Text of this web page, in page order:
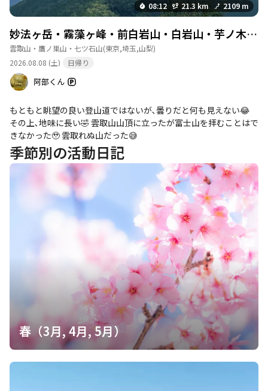
雲取山頂避難小屋
詳細を見る
利用期間：通年開放（無人・使用自粛掲示あり）
料金：協力金任意 収容人数：約20名 補足情報：
外トイレがあります。トイレットペーパーはない
ため持ち帰りをお願いします。水道はないため飲
料水を持参してください。
鴨沢バス停-小袖登山口-七ツ石山-ヨモギノ頭-小
雲取山-雲 縦走コース
霧藻ヶ峰休憩舎（埼
玉県）
詳細を見る
利用期間：土日祝中心に開放（1〜3月は冬期閉
鎖） 料金：協力金任意・飲食有料 収容人数：不
明 補足情報：薪ストーブ有。トイレは汲み取り和
式で紙はありませんので持参をおすすめします。
このポイントを通過するコース
鴨沢バス停-小袖登山口-七ツ石山-ヨモギノ頭-小
雲取山-雲 縦走コース
続きを見る
鴨沢バス停トイレ
詳細を見る
利用時期：通年 設備：洋式・暖房便座・個室2
室・足洗い場 補足情報：鴨沢バス停・登山口に
08:12
21.3 km 2109 m
妙法ヶ岳・霧藻ヶ峰・前白岩山・白岩山・芋ノ木ドッケ・雲取山
雲取山・鷹ノ巣山・七ツ石山(東京,埼玉,山梨)
2026.08.08 (土)
日帰り
阿部くん
もともと眺望の良い登山道ではないが､曇りだと何も見えない😂
その上､地味に長い🤣 雲取山山頂に立ったが富士山を拝むことはで
きなかった🥹 雲取れぬ山だった😅
季節別の活動日記
春（3月, 4月, 5月）